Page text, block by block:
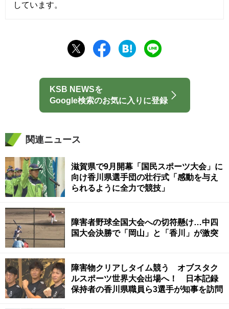
しています。
KSB NEWSを
Google検索のお気に入りに登録
関連ニュース
滋賀県で9月開幕「国民スポーツ大会」に
向け香川県選手団の壮行式「感動を与え
られるように全力で競技」
障害者野球全国大会への切符懸け…中四
国大会決勝で「岡山」と「香川」が激突
障害物クリアしタイム競う オブスタク
ルスポーツ世界大会出場へ！ 日本記録
保持者の香川県職員ら3選手が知事を訪問